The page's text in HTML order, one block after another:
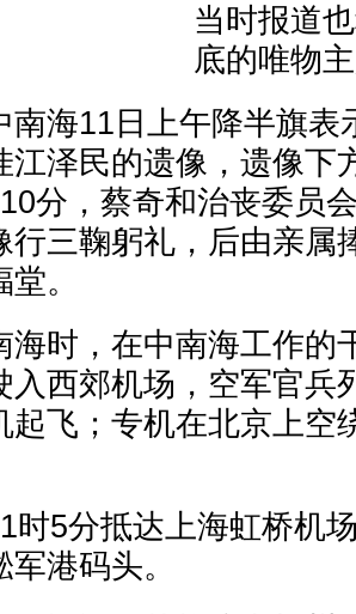
当时报道
底的唯物
南海11日上午降半旗表
江泽民的遗像，遗像下
分，蔡奇和治丧委员
行三鞠躬礼，后由亲属
。
海时，在中南海工作的
入西郊机场，空军官兵
起飞；专机在北京上空
时5分抵达上海虹桥机
港码头。